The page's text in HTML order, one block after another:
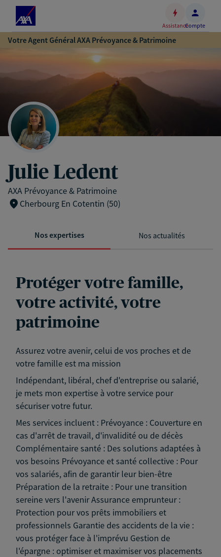
Accéder
au
Accéder
au
pied
de
page
AssistanceCompte
Votre Agent Général AXA Prévoyance & Patrimoine
Julie Ledent
AXA Prévoyance & Patrimoine
Cherbourg En Cotentin (50)
Nos expertises Nos actualités
Protéger votre famille,
votre activité, votre
patrimoine
Assurez votre avenir, celui de vos proches et de
votre famille est ma mission
Indépendant, libéral, chef d'entreprise ou salarié,
je mets mon expertise à votre service pour
sécuriser votre futur.
Mes services incluent : Prévoyance : Couverture en
cas d'arrêt de travail, d'invalidité ou de décès
Complémentaire santé : Des solutions adaptées à
vos besoins Prévoyance et santé collective : Pour
vos salariés, afin de garantir leur bien-être
Préparation de la retraite : Pour une transition
sereine vers l'avenir Assurance emprunteur :
Protection pour vos prêts immobiliers et
professionnels Garantie des accidents de la vie :
vous protéger face à l'imprévu Gestion de
l'épargne : optimiser et maximiser vos placements